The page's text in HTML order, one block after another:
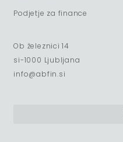
Podjetje za finance
Ob železnici 14
si-1000 Ljubljana
info@abfin.si